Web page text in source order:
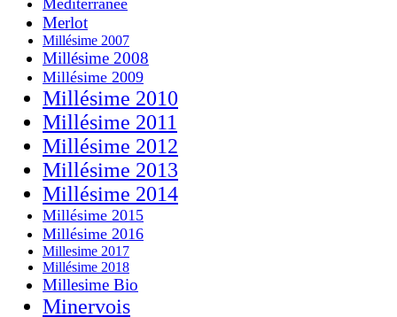
Merlot
Millésime 2007
Millésime 2008
Millésime 2009
Millésime 2010
Millésime 2011
Millésime 2012
Millésime 2013
Millésime 2014
Millésime 2015
Millésime 2016
Millesime 2017
Millésime 2018
Millesime Bio
Minervois